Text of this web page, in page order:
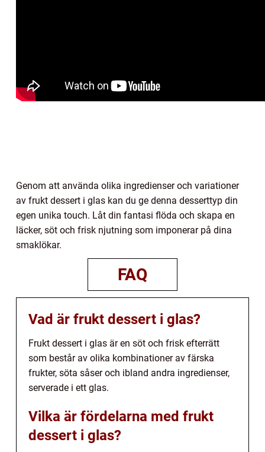
Genom att använda olika ingredienser och variationer
av frukt dessert i glas kan du ge denna desserttyp din
egen unika touch. Låt din fantasi flöda och skapa en
läcker, söt och frisk njutning som imponerar på dina
smaklökar.
FAQ
Vad är frukt dessert i glas?
Frukt dessert i glas är en söt och frisk efterrätt
som består av olika kombinationer av färska
frukter, söta såser och ibland andra ingredienser,
serverade i ett glas.
Vilka är fördelarna med frukt
dessert i glas?